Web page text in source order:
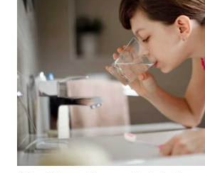
WAHANA
SELEB
WAHANA
PERSONA
WAHANA